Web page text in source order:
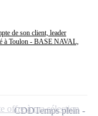
de son client, leader
à Toulon - BASE NAVAL,
CDDTemps plein
offre à ma sélection